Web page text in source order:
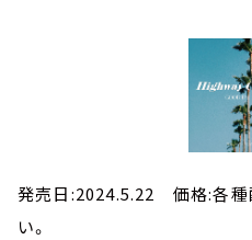
発売日:2024.5.22 価格:各種
い。